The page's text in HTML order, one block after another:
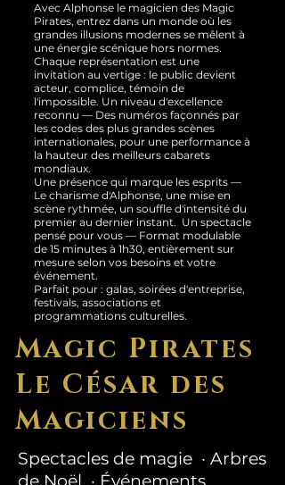
Avec Alphonse le magicien des Magic
Pirates, entrez dans un monde où les
grandes illusions modernes se mêlent à
une énergie scénique hors normes.
Chaque représentation est une
invitation au vertige : le public devient
acteur, complice, témoin de
l'impossible. Un niveau d'excellence
reconnu — Des numéros façonnés par
les codes des plus grandes scènes
internationales, pour une performance à
la hauteur des meilleurs cabarets
mondiaux.
Une présence qui marque les esprits —
Le charisme d'Alphonse, une mise en
scène rythmée, un souffle d'intensité du
premier au dernier instant. Un spectacle
pensé pour vous — Format modulable
de 15 minutes à 1h30, entièrement sur
mesure selon vos besoins et votre
événement.
Parfait pour : galas, soirées d'entreprise,
festivals, associations et
programmations culturelles.
Magic Pirates
Le César des
Magiciens
Spectacles de magie · Arbres